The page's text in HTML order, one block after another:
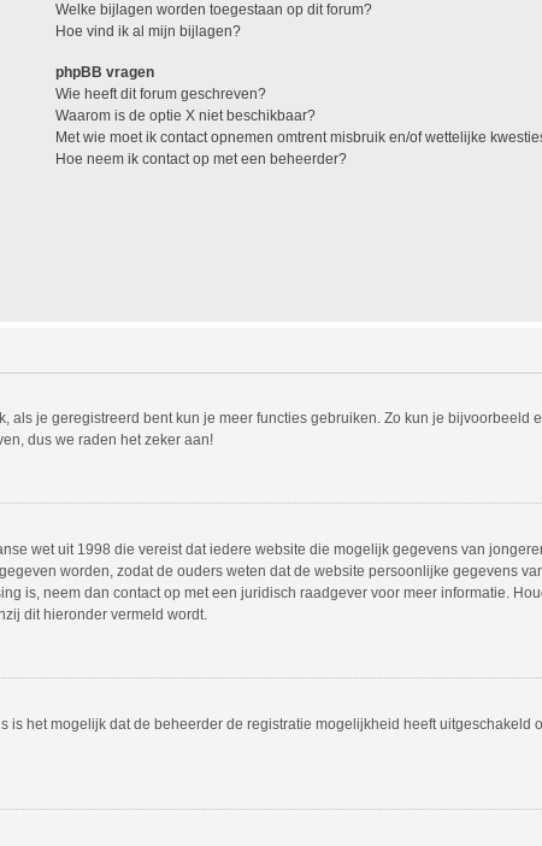
Welke bijlagen worden toegestaan op dit forum?
Hoe vind ik al mijn bijlagen?
phpBB vragen
Wie heeft dit forum geschreven?
Waarom is de optie X niet beschikbaar?
Met wie moet ik contact opnemen omtrent misbruik en/of wettelijke
Hoe neem ik contact op met een beheerder?
je geregistreerd bent kun je meer functies gebruiken. Zo kun je bijvoorbeeld
dus we raden het zeker aan!
wet uit 1998 die vereist dat iedere website die mogelijk gegevens van
worden, zodat de ouders weten dat de website persoonlijke gegevens
is, neem dan contact op met een juridisch raadgever voor meer informatie.
dit hieronder vermeld wordt.
het mogelijk dat de beheerder de registratie mogelijkheid heeft uitgeschakeld